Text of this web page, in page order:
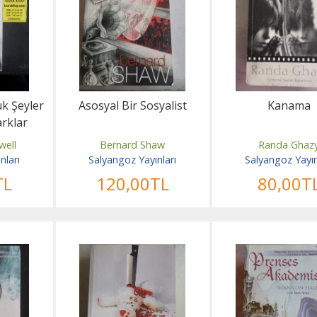
Şeyler
Asosyal Bir Sosyalist
Bernard Shaw
Salyangoz Yayınları
120,00TL
Kanama
Randa
Salyangoz
80,00